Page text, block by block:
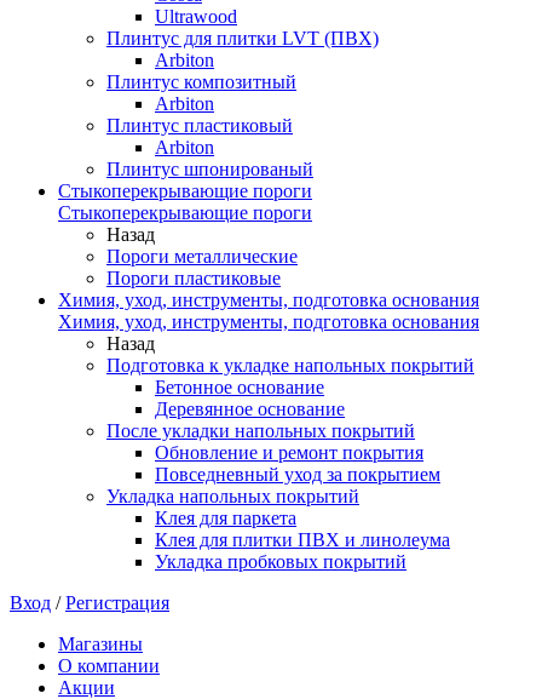
Ultrawood
Плинтус для плитки LVT (ПВХ)
Arbiton
Плинтус композитный
Arbiton
Плинтус пластиковый
Arbiton
Плинтус шпонированый
Стыкоперекрывающие пороги
Стыкоперекрывающие пороги
Назад
Пороги металлические
Пороги пластиковые
Химия, уход, инструменты, подготовка основания
Химия, уход, инструменты, подготовка основания
Назад
Подготовка к укладке напольных покрытий
Бетонное основание
Деревянное основание
После укладки напольных покрытий
Обновление и ремонт покрытия
Повседневный уход за покрытием
Укладка напольных покрытий
Клея для паркета
Клея для плитки ПВХ и линолеума
Укладка пробковых покрытий
Вход /Регистрация
Магазины
О компании
Акции